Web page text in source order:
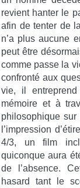
revient hanter le
afin de tenter de
n’a plus aucune
peut être
comme passe la
confronté aux
vie, il
mémoire et à
philosophique sur
l’impression
4/3, un film
quiconque aura
de l’absence.
hasard tant le